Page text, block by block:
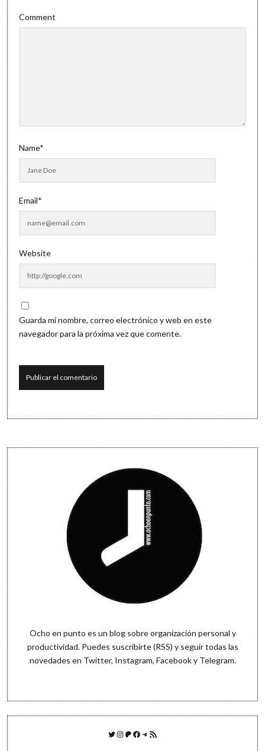
Comment
Name*
Email*
Website
Guarda mi nombre, correo electrónico y web en este
navegador para la próxima vez que comente.
Sidebar
Ocho en punto es un blog sobre organización personal y
productividad. Puedes suscribirte (RSS) y seguir todas las
novedades en Twitter, Instagram, Facebooky Telegram.
Twitter
Instagram
Patreon
Facebook
Telegram
Feed RSS